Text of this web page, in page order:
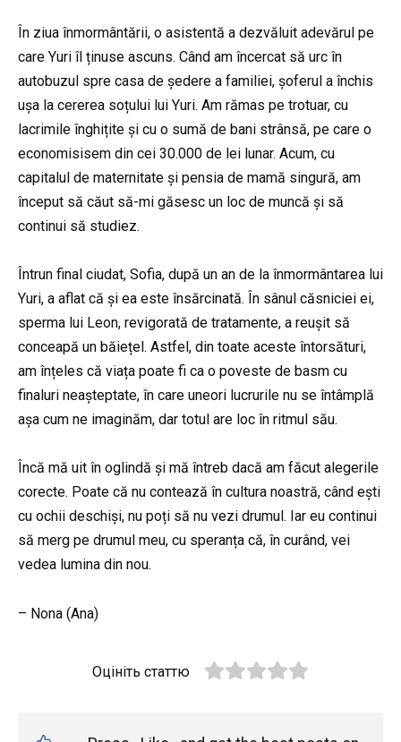
În ziua înmormântării, o asistentă a dezvăluit adevărul pe
care Yuri îl ținuse ascuns. Când am încercat să urc în
autobuzul spre casa de ședere a familiei, șoferul a închis
ușa la cererea soțului lui Yuri. Am rămas pe trotuar, cu
lacrimile înghițite și cu o sumă de bani strânsă, pe care o
economisisem din cei 30.000 de lei lunar. Acum, cu
capitalul de maternitate și pensia de mamă singură, am
început să căut să-mi găsesc un loc de muncă și să
continui să studiez.
Întrun final ciudat, Sofia, după un an de la înmormântarea lui
Yuri, a aflat că și ea este însărcinată. În sânul căsniciei ei,
sperma lui Leon, revigorată de tratamente, a reușit să
conceapă un băiețel. Astfel, din toate aceste întorsături,
am înțeles că viața poate fi ca o poveste de basm cu
finaluri neașteptate, în care uneori lucrurile nu se întâmplă
așa cum ne imaginăm, dar totul are loc în ritmul său.
Încă mă uit în oglindă și mă întreb dacă am făcut alegerile
corecte. Poate că nu contează în cultura noastră, când ești
cu ochii deschiși, nu poți să nu vezi drumul. Iar eu continui
să merg pe drumul meu, cu speranța că, în curând, vei
vedea lumina din nou.
– Nona (Ana)
Оцініть статтю